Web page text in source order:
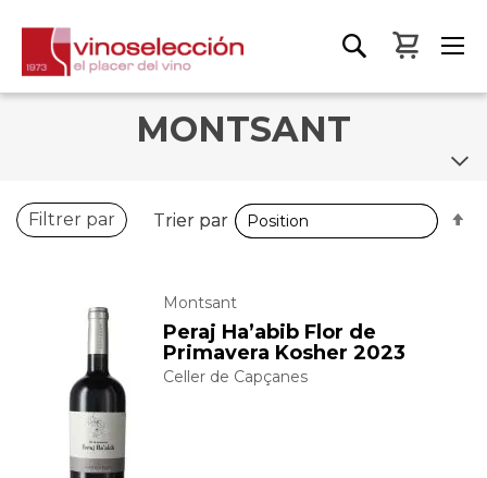
Mon
MONTSANT
Montsant
Peraj Ha’abib Flor de
Primavera Kosher 2023
Celler de Capçanes
Filtrer par Trier par
Trier par